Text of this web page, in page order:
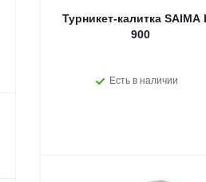
Турникет-калитка SAIMA
900
Есть в наличии